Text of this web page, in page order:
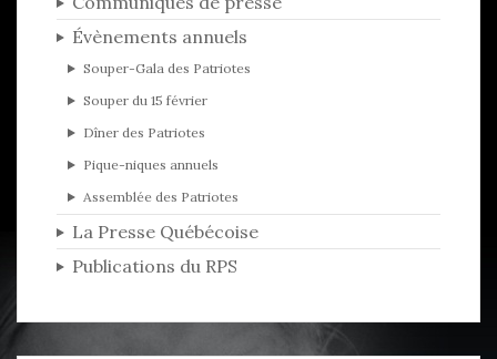
Évènements annuels
Souper-Gala des Patriotes
Souper du 15 février
Dîner des Patriotes
Pique-niques annuels
Assemblée des Patriotes
La Presse Québécoise
Publications du RPS